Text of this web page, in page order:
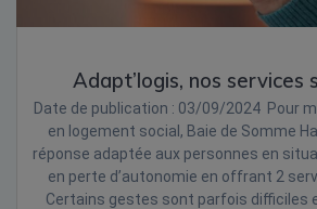
Adapt’logis, nos services
Date de publication : 03/09/2024 Pour
en logement social, Baie de Somme
réponse adaptée aux personnes en
en perte d’autonomie en offrant 2
Certains gestes sont parfois difficiles